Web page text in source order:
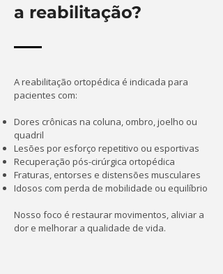
a reabilitação?
A reabilitação ortopédica é indicada para
pacientes com:
Dores crônicas na coluna, ombro, joelho ou
quadril
Lesões por esforço repetitivo ou esportivas
Recuperação pós-cirúrgica ortopédica
Fraturas, entorses e distensões musculares
Idosos com perda de mobilidade ou equilíbrio
Nosso foco é restaurar movimentos, aliviar a
dor e melhorar a qualidade de vida.